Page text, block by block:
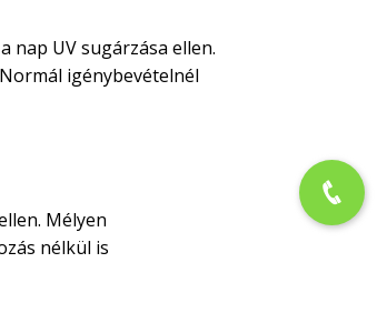
nap UV sugárzása ellen.
igénybevételnél
Mélyen
nélkül is